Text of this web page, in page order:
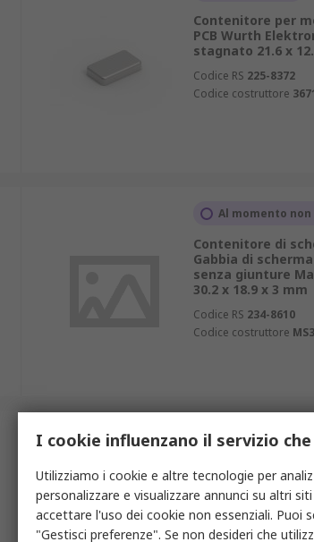
Contenitore per
PCB Wurth
stagnato 21.6 x
Codice RS 225-8372
Codice costruttore
Al momento
Contenitore di
Gabbia di
senza giunture
30.2 x 18.9 x 3 mm
Codice RS 234-8610
Codice costruttore
In magazzino
Contenitore per
PCB Wurth
stagnato 17.2 x
Codice RS 225-8367
I cookie influenzano il servizio
Utilizziamo i cookie e altre tecnologie per
personalizzare e visualizzare annunci su altri
accettare l'uso dei cookie non essenziali. Puoi
"Gestisci preferenze". Se non desideri che